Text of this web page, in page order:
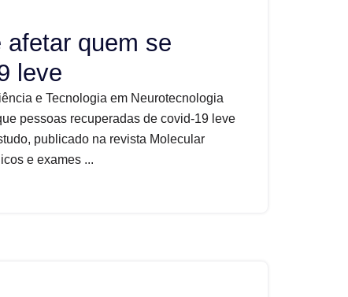
quem se
leve
e Tecnologia em Neurotecnologia
pessoas recuperadas de covid-19 leve
publicado na revista Molecular
e exames ...